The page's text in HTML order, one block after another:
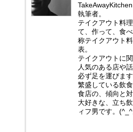
執筆者。
テイクアウト料
て、作って、食
称テイクアウト
表。
テイクアウトに
人気のある店や
必ず足を運びます
繁盛している飲
食店の、傾向と
大好きな、立ち
ィフ男です。